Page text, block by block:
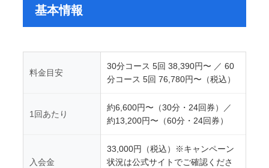
基本情報
料金目安
30分コース 5回 38,390円〜 ／ 60
分コース 5回 76,780円〜（税込）
1回あたり
約6,600円〜（30分・24回券）／
約13,200円〜（60分・24回券）
入会金
33,000円（税込）※キャンペーン
状況は公式サイトでご確認くださ